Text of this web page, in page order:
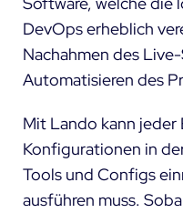
DevOps erheblich
Nachahmen des
Automatisieren des
Mit Lando kann jeder
Konfigurationen in
Tools und Configs
ausführen muss.